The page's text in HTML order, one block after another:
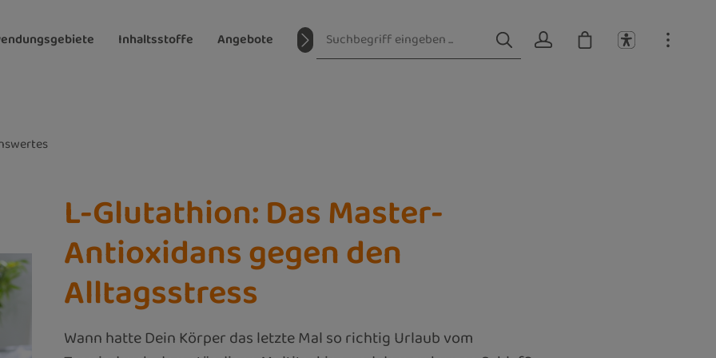
Inhaltsstoffe Angebote Magazin
L-Glutathion: Das Master-
Antioxidans gegen den
Alltagsstress
Wann hatte Dein Körper das letzte Mal so richtig Urlaub vom